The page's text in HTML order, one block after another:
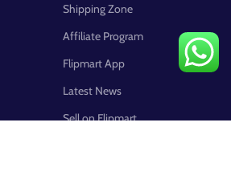
Shipping Zone
Affiliate Program
Flipmart App
Latest News
Sell on Flipmart